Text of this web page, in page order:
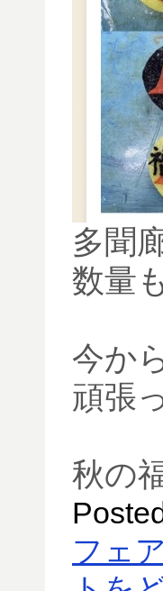
多聞
数量
今か
頑張
秋の
フェ